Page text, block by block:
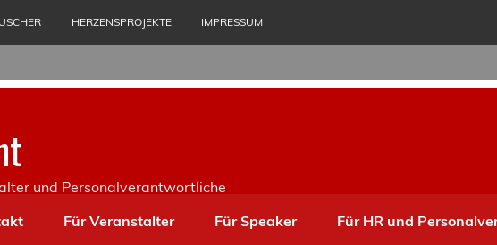
HERZENSPROJEKTE IMPRESSUM
und Personalverantwortliche
Für Veranstalter Für Speaker Für HR und